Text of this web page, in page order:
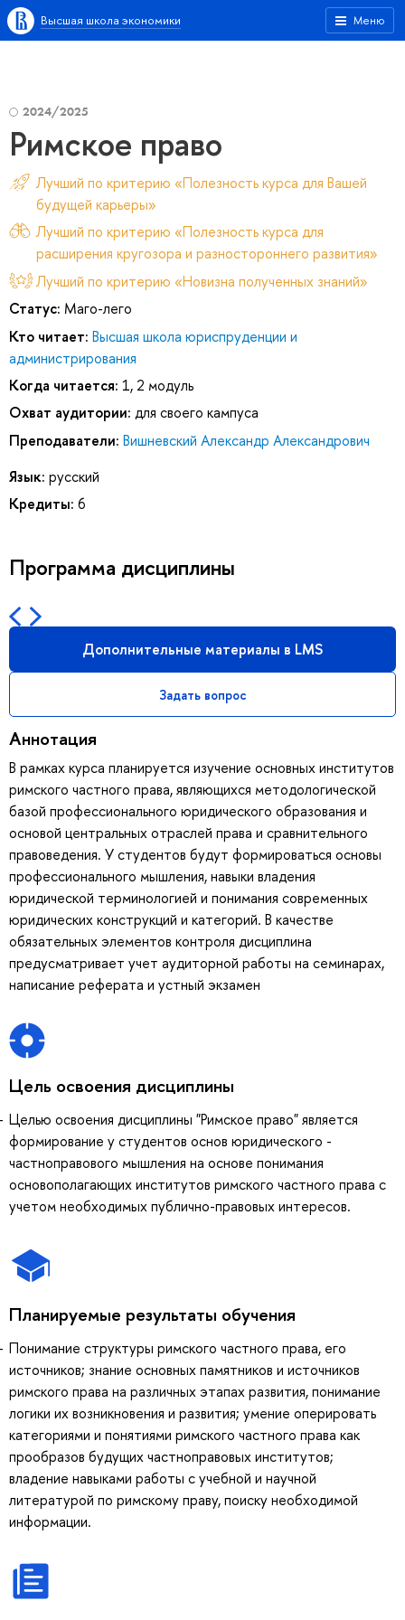
Меню
Высшая школа экономики
2024/2025
Римское право
Лучший по критерию «Полезность курса для Вашей
будущей карьеры»
Лучший по критерию «Полезность курса для
расширения кругозора и разностороннего развития»
Лучший по критерию «Новизна полученных знаний»
Статус: Маго-лего
Кто читает: Высшая школа юриспруденции и
администрирования
Когда читается: 1, 2 модуль
Охват аудитории: для своего кампуса
Преподаватели: Вишневский Александр Александрович
Язык: русский
Кредиты: 6
Программа дисциплины
Дополнительные материалы в LMS
Задать вопрос
Аннотация
В рамках курса планируется изучение основных институтов
римского частного права, являющихся методологической
базой профессионального юридического образования и
основой центральных отраслей права и сравнительного
правоведения. У студентов будут формироваться основы
профессионального мышления, навыки владения
юридической терминологией и понимания современных
юридических конструкций и категорий. В качестве
обязательных элементов контроля дисциплина
предусматривает учет аудиторной работы на семинарах,
написание реферата и устный экзамен
Цель освоения дисциплины
Целью освоения дисциплины "Римское право" является
формирование у студентов основ юридического -
частноправового мышления на основе понимания
основополагающих институтов римского частного права с
учетом необходимых публично-правовых интересов.
Планируемые результаты обучения
Понимание структуры римского частного права, его
источников; знание основных памятников и источников
римского права на различных этапах развития, понимание
логики их возникновения и развития; умение оперировать
категориями и понятиями римского частного права как
прообразов будущих частноправовых институтов;
владение навыками работы с учебной и научной
литературой по римскому праву, поиску необходимой
информации.